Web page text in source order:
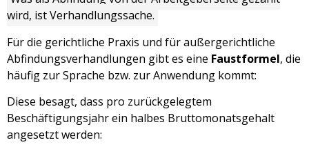
wird, ist Verhandlungssache.
Für die gerichtliche Praxis und für außergerichtliche
Abfindungsverhandlungen gibt es eine Faustformel, die
häufig zur Sprache bzw. zur Anwendung kommt:
Diese besagt, dass pro zurückgelegtem
Beschäftigungsjahr ein halbes Bruttomonatsgehalt
angesetzt werden: